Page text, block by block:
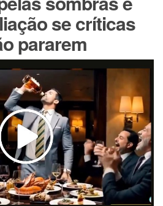
se críticas
pararem